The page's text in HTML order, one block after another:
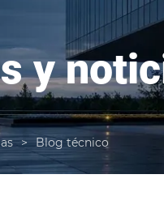
y
> Blog técnico